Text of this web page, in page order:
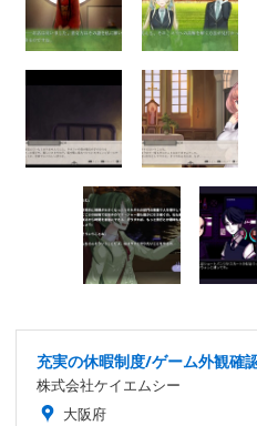
充実の休暇制度/ゲーム外観確
株式会社ケイエムシー
大阪府